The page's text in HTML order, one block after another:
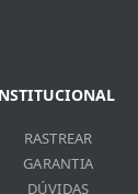
RASTREAR
GARANTIA
DÚVIDAS